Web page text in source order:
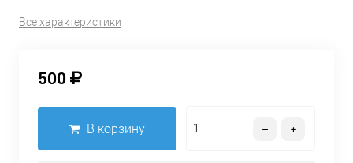
Все характеристики
500
В корзину